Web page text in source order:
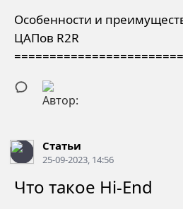
Особенности и
ЦАПов R2R
Статьи
25-09-2023, 14:56
Что такое Hi-End